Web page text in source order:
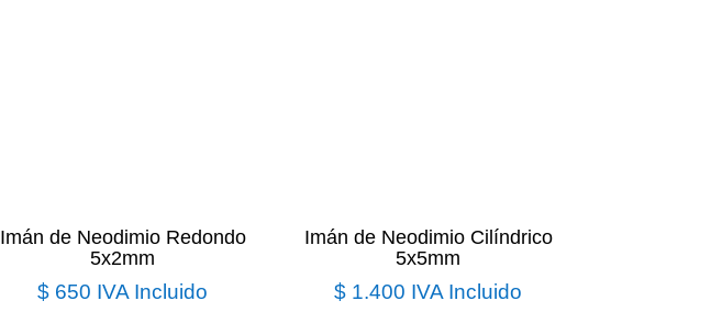
Imán de Neodimio Redondo
5x2mm
$ 650 IVA Incluido
Imán de Neodimio Cilíndrico
5x5mm
$ 1.400 IVA Incluido